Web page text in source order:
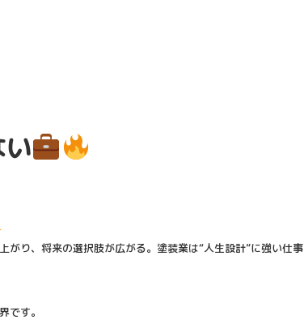
がり、将来の選択肢が広がる。塗装業は“人生設計”に強い仕事
です。